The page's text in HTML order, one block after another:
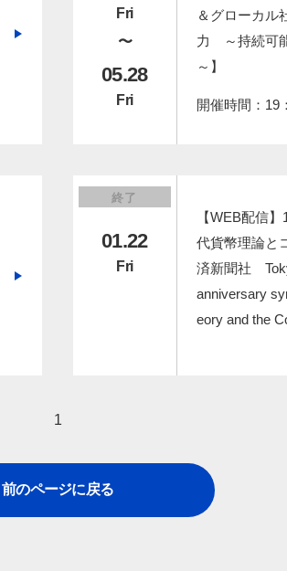
各種手続
Fri
〜
05.28
Fri
＆グローカル
力 ～持続可
～】
開催時間：19
終了
01.22
Fri
【WEB配信
代貨幣理論と
済新聞社
anniversary
eory and the
1
前のページに戻る